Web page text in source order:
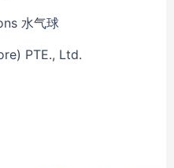
水气球
PTE., Ltd.